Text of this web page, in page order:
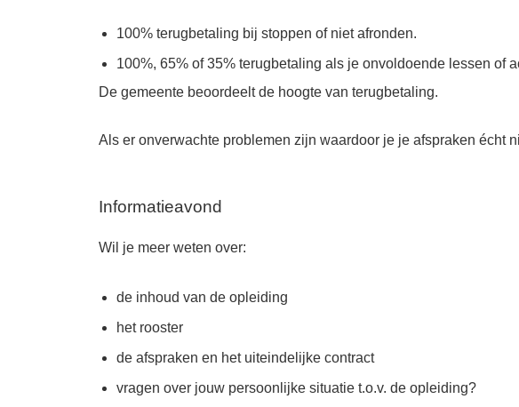
100% terugbetaling bij stoppen of niet afronden.
100%, 65% of 35% terugbetaling als je onvoldoende lessen of
De gemeente beoordeelt de hoogte van terugbetaling.
Als er onverwachte problemen zijn waardoor je je afspraken écht
Informatieavond
Wil je meer weten over:
de inhoud van de opleiding
het rooster
de afspraken en het uiteindelijke contract
vragen over jouw persoonlijke situatie t.o.v. de opleiding?